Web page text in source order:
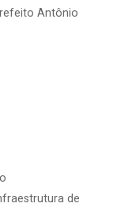
Antônio
de